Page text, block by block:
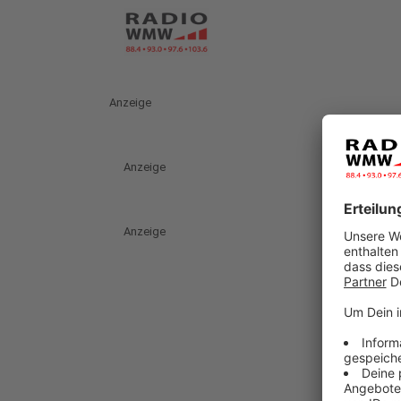
Anzeige
Anzeige
Anzeige